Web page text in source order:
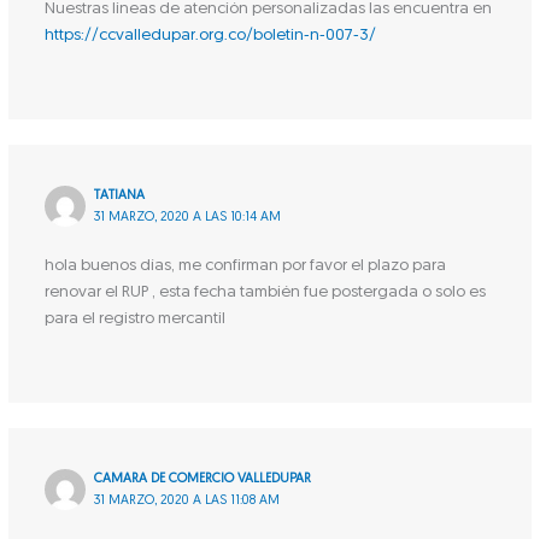
Nuestras lineas de atención personalizadas las encuentra en
https://ccvalledupar.org.co/boletin-n-007-3/
TATIANA
31 MARZO, 2020 A LAS 10:14 AM
hola buenos días, me confirman por favor el plazo para
renovar el RUP , esta fecha también fue postergada o solo es
para el registro mercantil
CAMARA DE COMERCIO VALLEDUPAR
31 MARZO, 2020 A LAS 11:08 AM